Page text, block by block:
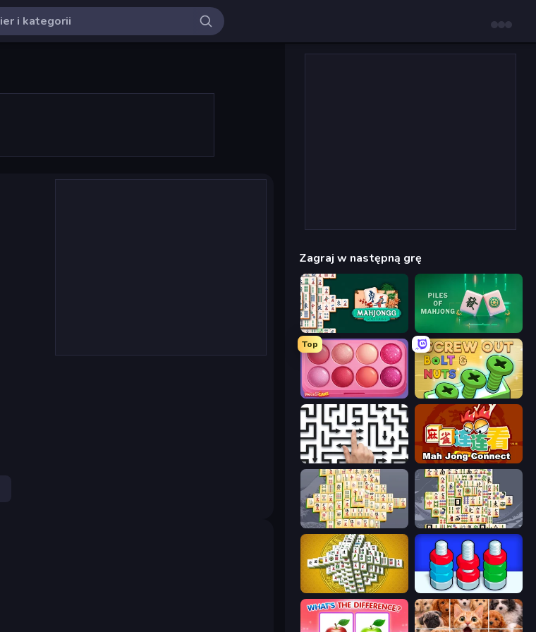
Zagraj w następną grę
Mahjongg Solitaire Piles of Mahjong
Top
Piece of Cake: Merge and Bake Screw Out: Bolts and Nuts
Arrow Escape: Puzzle Mahjong Connect (Legacy)
Mahjong Online Mahjong Titans
Mahjong Tower